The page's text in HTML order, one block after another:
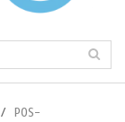
/
POS-